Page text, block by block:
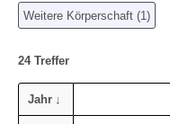
Weitere Körperschaft (1)
24 Treffer
Jahr